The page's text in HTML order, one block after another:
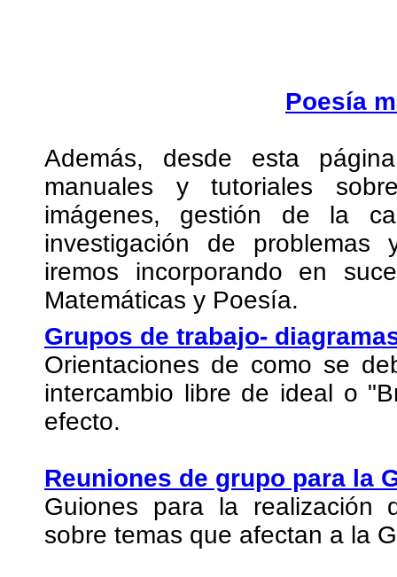
Poesía
Además, desde esta
manuales y tutoriales
imágenes, gestión de la
investigación de
iremos incorporando en
Matemáticas y Poesía.
Grupos de trabajo-
Orientaciones de como se
intercambio libre de ideal o
efecto.
Reuniones de grupo para la
Guiones para la realización
sobre temas que afectan a la